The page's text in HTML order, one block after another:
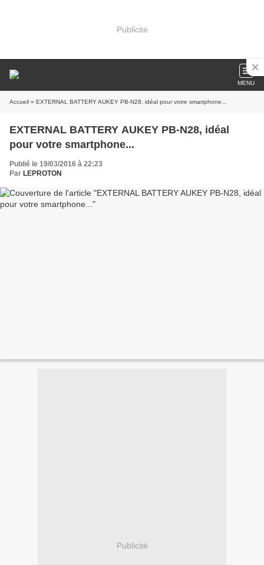
Publicité
MENU
Accueil » EXTERNAL BATTERY AUKEY PB-N28, idéal pour votre smartphone...
EXTERNAL BATTERY AUKEY PB-N28, idéal
pour votre smartphone...
Publié le 19/03/2016 à 22:23
Par LEPROTON
Publicité